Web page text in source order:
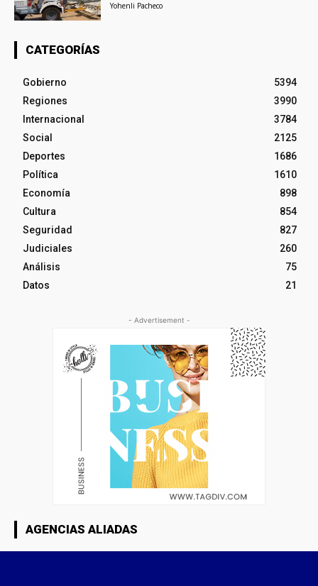
Yohenli Pacheco
CATEGORÍAS
Gobierno
5394
Regiones
3990
Internacional
3784
Social
2125
Deportes
1686
Política
1610
Economía
898
Cultura
854
Seguridad
827
Judiciales
260
Análisis
75
Datos
21
- Advertisement -
AGENCIAS ALIADAS